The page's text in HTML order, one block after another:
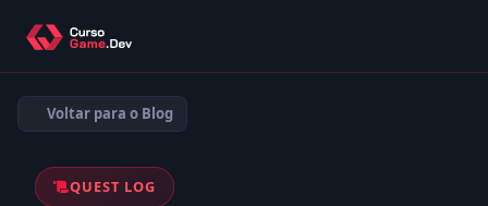
Voltar para o Blog
QUEST LOG